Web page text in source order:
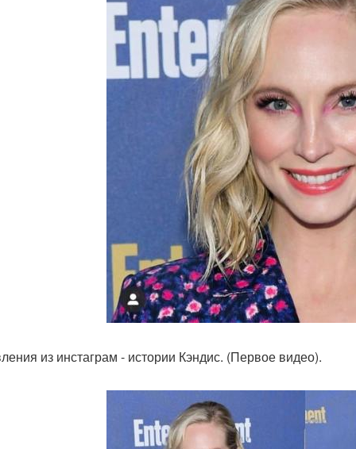
из инстаграм - истории Кэндис. (Первое видео).